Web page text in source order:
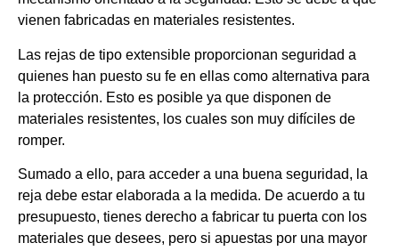
vienen fabricadas en materiales resistentes.
Las rejas de tipo extensible proporcionan seguridad a
quienes han puesto su fe en ellas como alternativa para
la protección. Esto es posible ya que disponen de
materiales resistentes, los cuales son muy difíciles de
romper.
Sumado a ello, para acceder a una buena seguridad, la
reja debe estar elaborada a la medida. De acuerdo a tu
presupuesto, tienes derecho a fabricar tu puerta con los
materiales que desees, pero si apuestas por una mayor